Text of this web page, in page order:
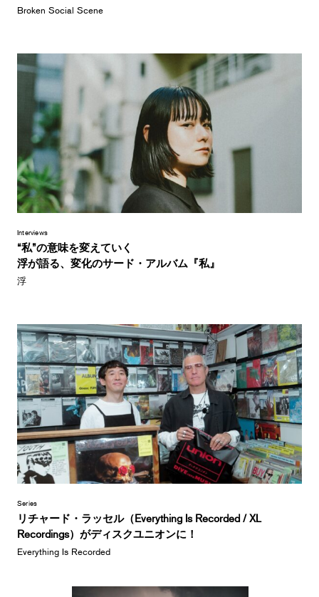
Broken Social Scene
Interviews
“私”の意味を変えていく
浮が語る、変化のサード・アルバム『私』
浮
Series
リチャード・ラッセル（Everything Is Recorded / XL
Recordings）がディスクユニオンに！
Everything Is Recorded